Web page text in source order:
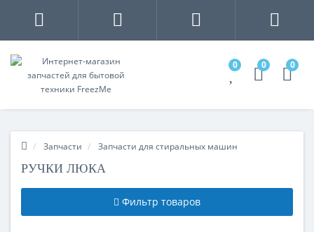
0 0 0
Запчасти Запчасти для стиральных машин
РУЧКИ ЛЮКА
Фильтр товаров